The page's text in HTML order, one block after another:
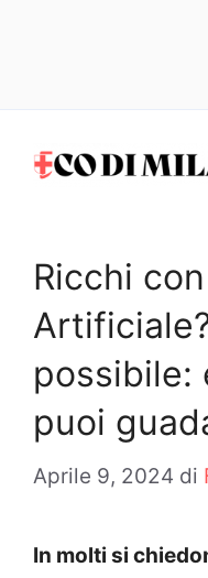
Ricchi
possibile:
puoi
Aprile 9, 2024 di
In molti si